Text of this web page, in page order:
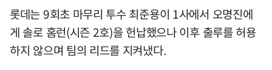
롯데는 9회초 마무리 투수 최준용이 1사에서 오명진에
게 솔로 홈런(시즌 2호)을 헌납했으나 이후 출루를 허용
하지 않으며 팀의 리드를 지켜냈다.